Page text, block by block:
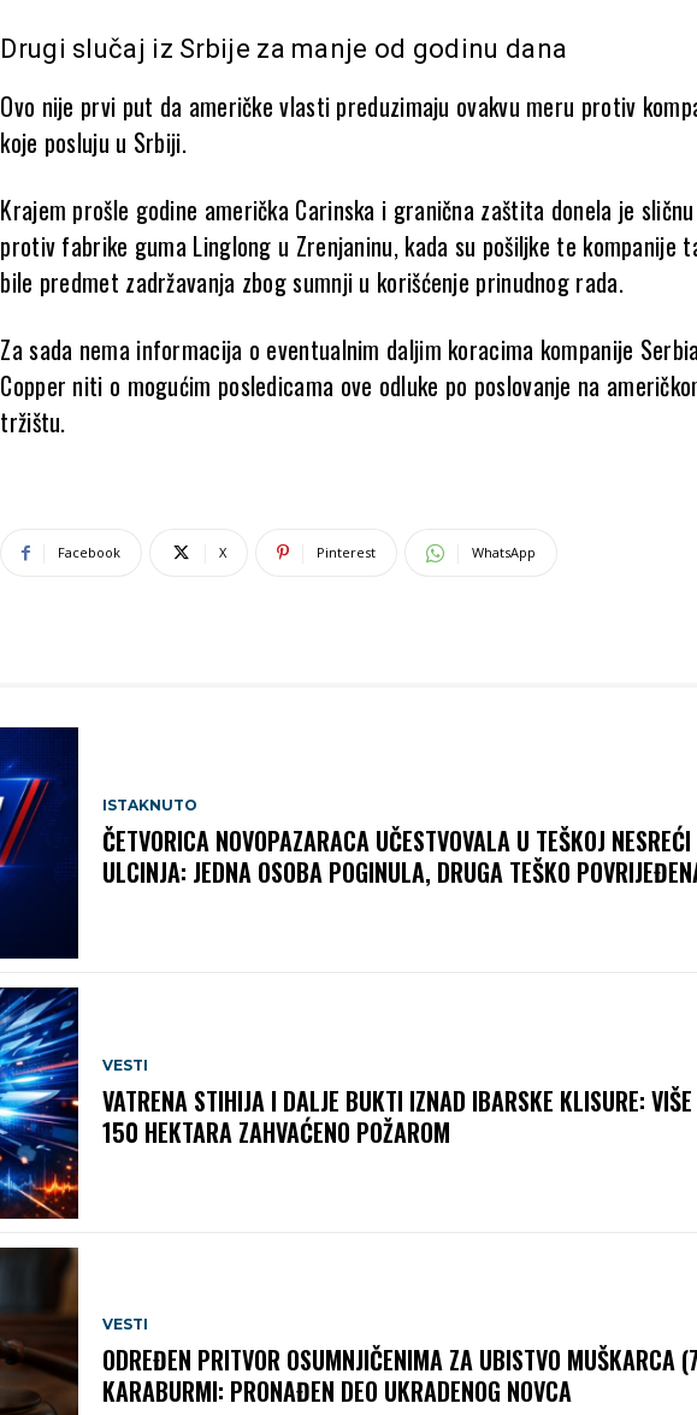
Drugi slučaj iz Srbije za manje od godinu dana
Ovo nije prvi put da američke vlasti preduzimaju ovakvu meru protiv
koje posluju u Srbiji.
Krajem prošle godine američka Carinska i granična zaštita donela je
protiv fabrike guma Linglong u Zrenjaninu, kada su pošiljke te kompanije
bile predmet zadržavanja zbog sumnji u korišćenje prinudnog rada.
Za sada nema informacija o eventualnim daljim koracima kompanije
Copper niti o mogućim posledicama ove odluke po poslovanje na
tržištu.
Facebook X Pinterest WhatsApp
ISTAKNUTO
ČETVORICA NOVOPAZARACA UČESTVOVALA U TEŠKOJ
ULCINJA: JEDNA OSOBA POGINULA, DRUGA TEŠKO
VESTI
VATRENA STIHIJA I DALJE BUKTI IZNAD IBARSKE KLISURE: VIŠE
150 HEKTARA ZAHVAĆENO POŽAROM
VESTI
ODREĐEN PRITVOR OSUMNJIČENIMA ZA UBISTVO MUŠKARCA
KARABURMI: PRONAĐEN DEO UKRADENOG NOVCA